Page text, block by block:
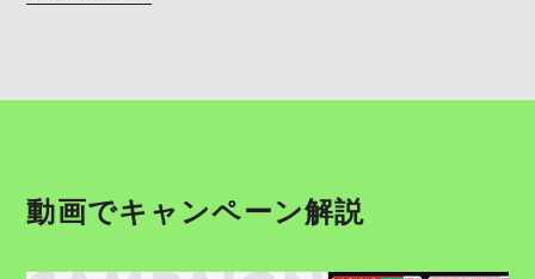
動画でキャンペーン解説